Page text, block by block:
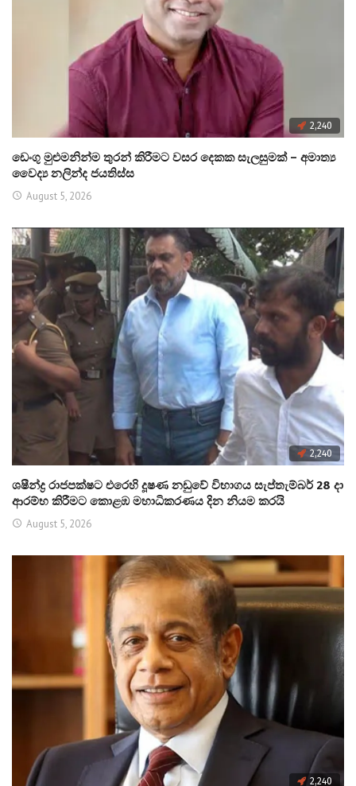
2,240
ඩෙංගු මුළුමනින්ම තුරන් කිරීමට වසර දෙකක සැලසුමක් – අමාත්‍ය
වෛද්‍ය නලින්ද ජයතිස්ස
August 5, 2026
2,240
ශෂීන්ද්‍ර රාජපක්ෂට එරෙහි දූෂණ නඩුවේ විභාගය සැප්තැම්බර් 28 දා
ආරම්භ කිරීමට කොළඹ මහාධිකරණය දින නියම කරයි
August 5, 2026
2,240